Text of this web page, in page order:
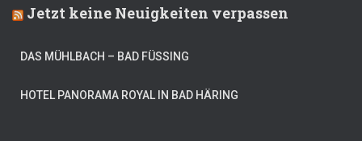
Jetzt keine Neuigkeiten verpassen
DAS MÜHLBACH – BAD FÜSSING
HOTEL PANORAMA ROYAL IN BAD HÄRING